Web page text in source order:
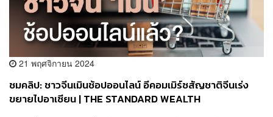
21 พฤศจิกายน 2024
ชมคลิป: ชาวจีนเมินช้อปออนไลน์ อีคอมเมิร์ซสัญชาติจีนเร่ง
ขยายไปอาเซียน | THE STANDARD WEALTH